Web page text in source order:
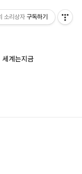
세계는지금
소리상자구독하기